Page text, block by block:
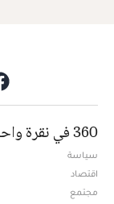
360 في نقرة واحدة
سياسة
اقتصاد
مجتمع